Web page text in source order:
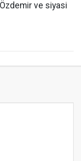
ve siyasi